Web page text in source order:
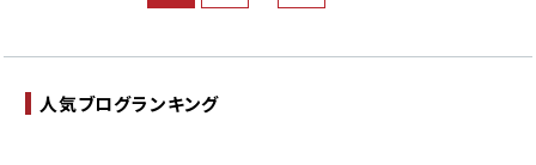
人気ブログランキング